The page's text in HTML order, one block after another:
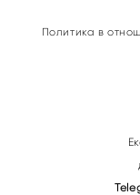
Политика в